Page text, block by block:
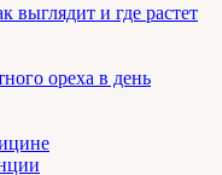
выглядит и где растет
ореха в день